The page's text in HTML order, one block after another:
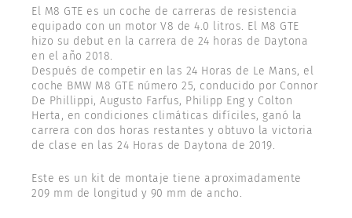
El M8 GTE es un coche de carreras de resistencia
equipado con un motor V8 de 4.0 litros. El M8 GTE
hizo su debut en la carrera de 24 horas de Daytona
en el año 2018.
Después de competir en las 24 Horas de Le Mans, el
coche BMW M8 GTE número 25, conducido por Connor
De Phillippi, Augusto Farfus, Philipp Eng y Colton
Herta, en condiciones climáticas difíciles, ganó la
carrera con dos horas restantes y obtuvo la victoria
de clase en las 24 Horas de Daytona de 2019.
Este es un kit de montaje tiene aproximadamente
209 mm de longitud y 90 mm de ancho.